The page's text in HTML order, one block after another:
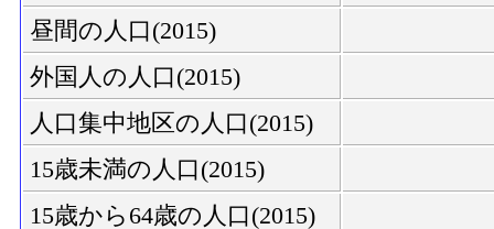
昼間の人口(2015)
外国人の人口(2015)
人口集中地区の人口(2015)
15歳未満の人口(2015)
15歳から64歳の人口(2015)